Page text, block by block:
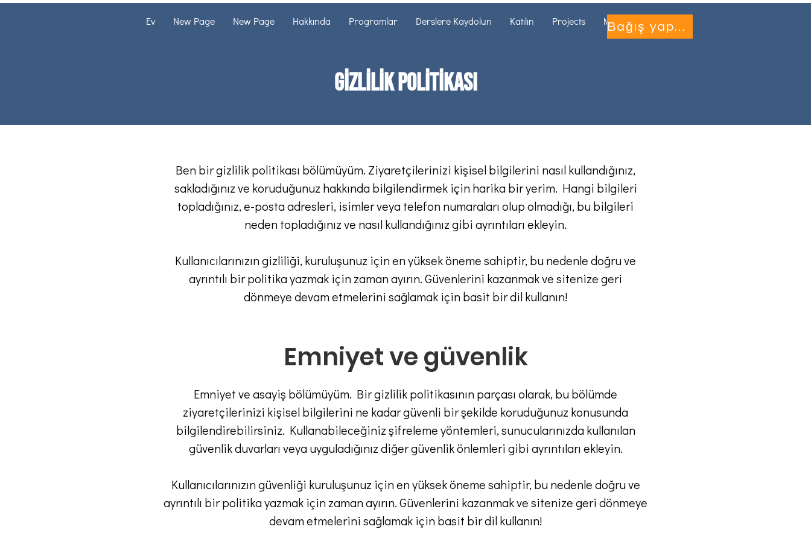
Ev New Page New Page Hakkında Programlar Derslere Kaydolun Katılın Projects More... Bağış yapmak
Gizlilik Politikası
Ben bir gizlilik politikası bölümüyüm. Ziyaretçilerinizi kişisel bilgilerini nasıl kullandığınız,
sakladığınız ve koruduğunuz hakkında bilgilendirmek için harika bir yerim. Hangi bilgileri
topladığınız, e-posta adresleri, isimler veya telefon numaraları olup olmadığı, bu bilgileri
neden topladığınız ve nasıl kullandığınız gibi ayrıntıları ekleyin.
Kullanıcılarınızın gizliliği, kuruluşunuz için en yüksek öneme sahiptir, bu nedenle doğru ve
ayrıntılı bir politika yazmak için zaman ayırın. Güvenlerini kazanmak ve sitenize geri
dönmeye devam etmelerini sağlamak için basit bir dil kullanın!
Emniyet ve güvenlik
Emniyet ve asayiş bölümüyüm. Bir gizlilik politikasının parçası olarak, bu bölümde
ziyaretçilerinizi kişisel bilgilerini ne kadar güvenli bir şekilde koruduğunuz konusunda
bilgilendirebilirsiniz. Kullanabileceğiniz şifreleme yöntemleri, sunucularınızda kullanılan
güvenlik duvarları veya uyguladığınız diğer güvenlik önlemleri gibi ayrıntıları ekleyin.
Kullanıcılarınızın güvenliği kuruluşunuz için en yüksek öneme sahiptir, bu nedenle doğru ve
ayrıntılı bir politika yazmak için zaman ayırın. Güvenlerini kazanmak ve sitenize geri dönmeye
devam etmelerini sağlamak için basit bir dil kullanın!